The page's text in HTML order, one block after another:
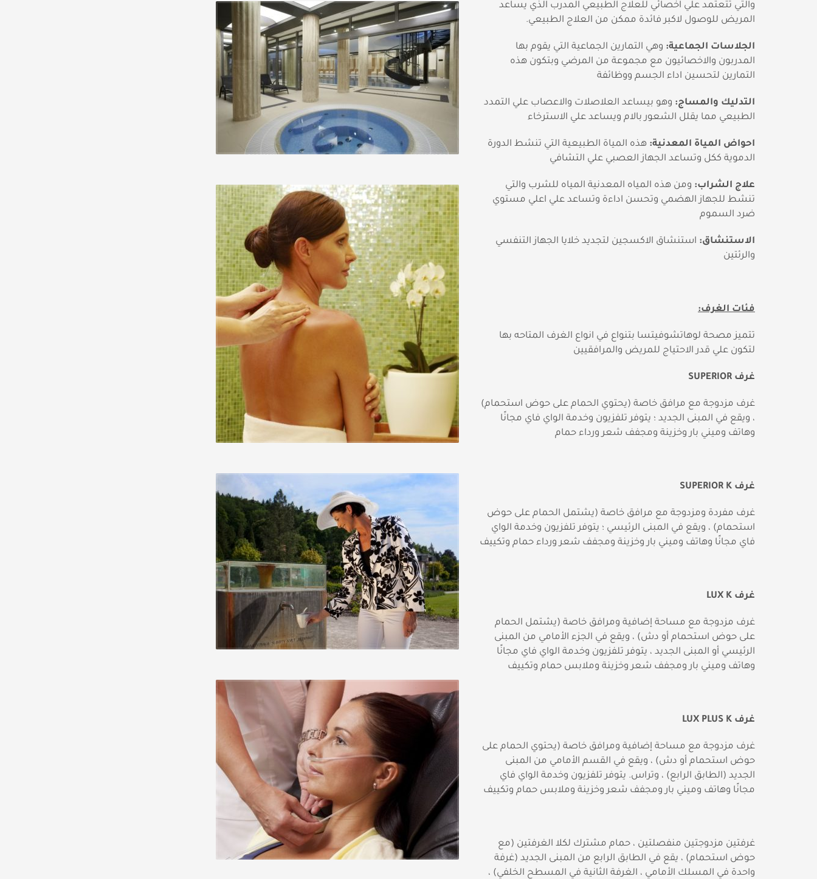
والتي تتعتمد علي اخصائي للعلاج الطبيعي المدرب الذي يساعد
المريض للوصول لاكبر فائدة ممكن من العلاج الطبيعي.
الجلاسات الجماعية: وهي التمارين الجماعية التي يقوم بها
المدربون والاخصائيون مع مجموعة من المرضي وبتكون هذه
التمارين لتحسين اداء الجسم ووظائفة
التدليك والمساج: وهو بيساعد العلاصلات والاعصاب علي التمدد
الطبيعي مما يقلل الشعور بالام ويساعد علي الاسترخاء
احواض المياة المعدنية: هذه المياة الطبيعية التي تنشط الدورة
الدموية ككل وتساعد الجهاز العصبي علي التشافي
علاج الشراب: ومن هذه المياه المعدنية المياه للشرب والتي
تنشط للجهاز الهضمي وتحسن اداءة وتساعد علي اعلي مستوي
ضرد السموم
الاستنشاق: استنشاق الاكسجين لتجديد خلايا الجهاز التنفسي
والرئتين
فئات الغرف:
تتميز مصحة لوهاتشوفيتسا بتنواع في انواع الغرف المتاحه بها
لتكون علي قدر الاحتياج للمريض والمرافقيين
غرف SUPERIOR
غرف مزدوجة مع مرافق خاصة (يحتوي الحمام على حوض استحمام)
، ويقع في المبنى الجديد ؛ يتوفر تلفزيون وخدمة الواي فاي مجانًا
وهاتف وميني بار وخزينة ومجفف شعر ورداء حمام
غرف SUPERIOR K
غرف مفردة ومزدوجة مع مرافق خاصة (يشتمل الحمام على حوض
استحمام) ، ويقع في المبنى الرئيسي ؛ يتوفر تلفزيون وخدمة الواي
فاي مجانًا وهاتف وميني بار وخزينة ومجفف شعر ورداء حمام وتكييف
غرف LUX K
غرف مزدوجة مع مساحة إضافية ومرافق خاصة (يشتمل الحمام
على حوض استحمام أو دش) ، ويقع في الجزء الأمامي من المبنى
الرئيسي أو المبنى الجديد ، يتوفر تلفزيون وخدمة الواي فاي مجانًا
وهاتف وميني بار ومجفف شعر وخزينة وملابس حمام وتكييف
غرف LUX PLUS K
غرف مزدوجة مع مساحة إضافية ومرافق خاصة (يحتوي الحمام على
حوض استحمام أو دش) ، ويقع في القسم الأمامي من المبنى
الجديد (الطابق الرابع) ، وتراس. يتوفر تلفزيون وخدمة الواي فاي
مجانًا وهاتف وميني بار ومجفف شعر وخزينة وملابس حمام وتكييف
غرفتين مزدوجتين منفصلتين ، حمام مشترك لكلا الغرفتين (مع
حوض استحمام) ، يقع في الطابق الرابع من المبنى الجديد (غرفة
واحدة في المسلك الأمامي ، الغرفة الثانية في المسطح الخلفي) ،